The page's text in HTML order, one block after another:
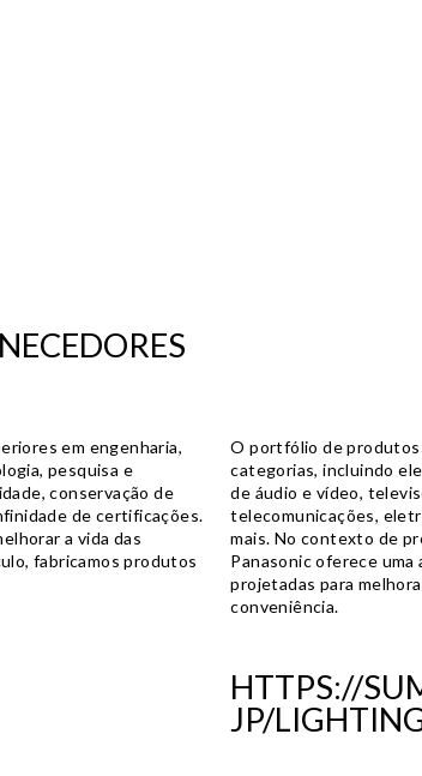
em engenharia,
pesquisa e
conservação de
de certificações.
a vida das
fabricamos produtos
O portfólio de produtos
categorias, incluindo
de áudio e vídeo,
telecomunicações,
mais. No contexto de
Panasonic oferece uma
projetadas para
conveniência.
HTTPS://
JP/